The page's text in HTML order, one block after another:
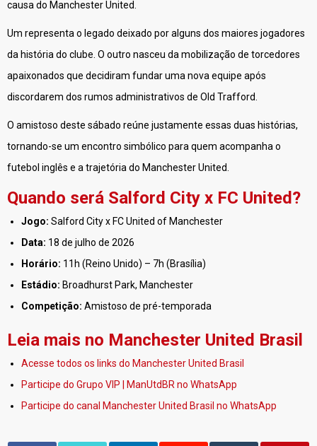
causa do Manchester United.
Um representa o legado deixado por alguns dos maiores jogadores
da história do clube. O outro nasceu da mobilização de torcedores
apaixonados que decidiram fundar uma nova equipe após
discordarem dos rumos administrativos de Old Trafford.
O amistoso deste sábado reúne justamente essas duas histórias,
tornando-se um encontro simbólico para quem acompanha o
futebol inglês e a trajetória do Manchester United.
Quando será Salford City x FC United?
Jogo: Salford City x FC United of Manchester
Data: 18 de julho de 2026
Horário: 11h (Reino Unido) – 7h (Brasília)
Estádio: Broadhurst Park, Manchester
Competição: Amistoso de pré-temporada
Leia mais no Manchester United Brasil
Acesse todos os links do Manchester United Brasil
Participe do Grupo VIP | ManUtdBR no WhatsApp
Participe do canal Manchester United Brasil no WhatsApp